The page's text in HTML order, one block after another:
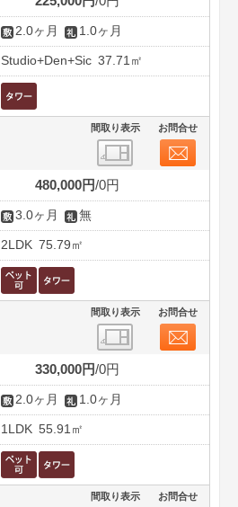
2.0ヶ月 1.0ヶ月
Studio+Den+Sic 37.71㎡
間取り表示 お問合せ
480,000円 0円
3.0ヶ月 無
2LDK 75.79㎡
間取り表示 お問合せ
330,000円 0円
2.0ヶ月 1.0ヶ月
1LDK 55.91㎡
間取り表示 お問合せ